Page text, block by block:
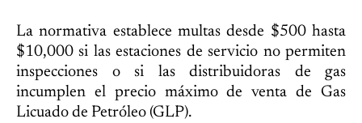
La normativa establece multas desde $500 hasta
$10,000 si las estaciones de servicio no permiten
inspecciones o si las distribuidoras de gas
incumplen el precio máximo de venta de Gas
Licuado de Petróleo (GLP).